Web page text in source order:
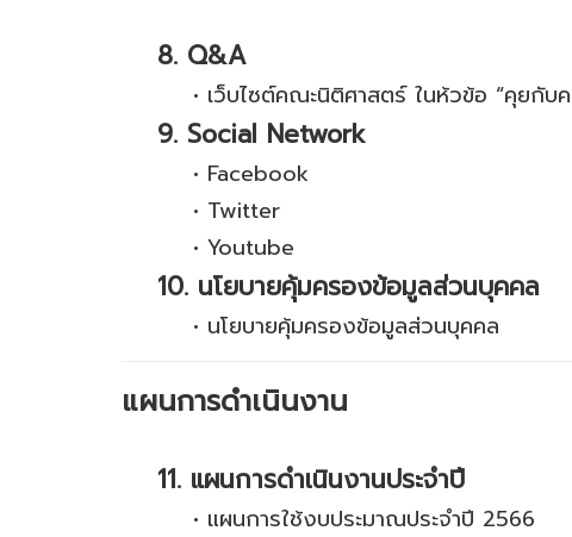
8. Q&A
• เว็บไซต์คณะนิติศาสตร์ ในห้วข้อ “คุยกับ
9. Social Network
• Facebook
• Twitter
• Youtube
10. นโยบายคุ้มครองข้อมูลส่วนบุคคล
• นโยบายคุ้มครองข้อมูลส่วนบุคคล
แผนการดำเนินงาน
11. แผนการดำเนินงานประจำปี
• แผนการใช้งบประมาณประจำปี 2566